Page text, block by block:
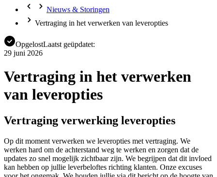
Nieuws & Storingen
Vertraging in het verwerken van leveropties
OpgelostLaatst geüpdatet:
29 juni 2026
Vertraging in het verwerken
van leveropties
Vertraging verwerking leveropties
Op dit moment verwerken we leveropties met vertraging. We
werken hard om de achterstand weg te werken en zorgen dat de
updates zo snel mogelijk zichtbaar zijn. We begrijpen dat dit invloed
kan hebben op jullie leverbeloftes richting klanten. Onze excuses